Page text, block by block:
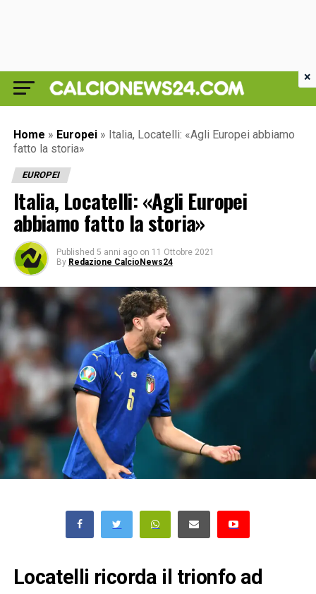
Home » Europei » Italia, Locatelli: «Agli Europei abbiamo
fatto la storia»
EUROPEI
Italia, Locatelli: «Agli Europei
abbiamo fatto la storia»
Published 5 anni ago on 11 Ottobre 2021
By Redazione CalcioNews24
Locatelli ricorda il trionfo ad
×